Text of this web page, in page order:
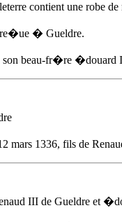
contient une robe de
� Gueldre.
beau-fr�re �douard
mars 1336, fils de
III de Gueldre et